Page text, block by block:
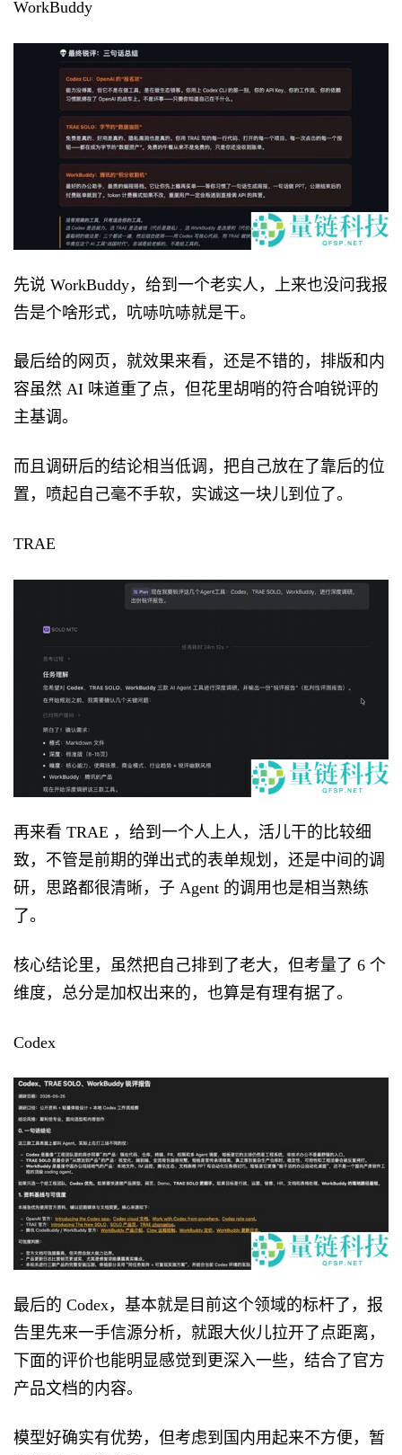
WorkBuddy
先说 WorkBuddy，给到一个老实人，上来也没问我报
告是个啥形式，吭哧吭哧就是干。
最后给的网页，就效果来看，还是不错的，排版和内
容虽然 AI 味道重了点，但花里胡哨的符合咱锐评的
主基调。
而且调研后的结论相当低调，把自己放在了靠后的位
置，喷起自己毫不手软，实诚这一块儿到位了。
TRAE
再来看 TRAE ，给到一个人上人，活儿干的比较细
致，不管是前期的弹出式的表单规划，还是中间的调
研，思路都很清晰，子 Agent 的调用也是相当熟练
了。
核心结论里，虽然把自己排到了老大，但考量了 6 个
维度，总分是加权出来的，也算是有理有据了。
Codex
最后的 Codex，基本就是目前这个领域的标杆了，报
告里先来一手信源分析，就跟大伙儿拉开了点距离，
下面的评价也能明显感觉到更深入一些，结合了官方
产品文档的内容。
模型好确实有优势，但考虑到国内用起来不方便，暂